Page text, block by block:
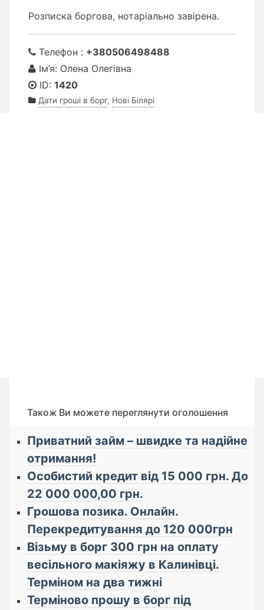
Розписка боргова, нотаріально завірена.
Телефон : +380506498488
Ім’я: Олена Олегівна
ID: 1420
Дати гроші в борг, Нові Білярі
Також Ви можете переглянути оголошення
Приватний займ – швидке та надійне
отримання!
Особистий кредит від 15 000 грн. До
22 000 000,00 грн.
Грошова позика. Онлайн.
Перекредитування до 120 000грн
Візьму в борг 300 грн на оплату
весільного макіяжу в Калинівці.
Терміном на два тижні
Терміново прошу в борг під